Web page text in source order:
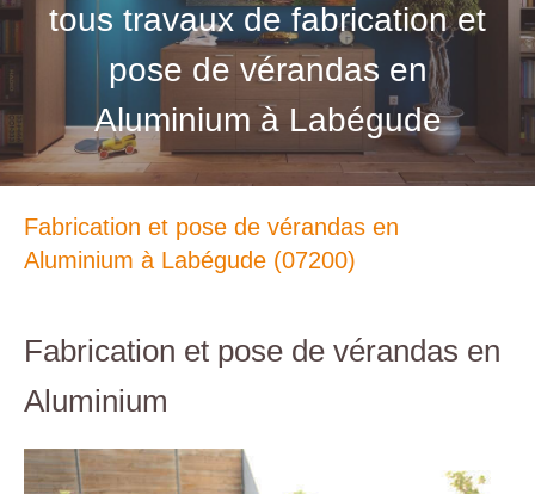
tous travaux de fabrication et
pose de vérandas en
Aluminium à Labégude
Fabrication et pose de vérandas en
Aluminium à Labégude (07200)
Fabrication et pose de vérandas en
Aluminium